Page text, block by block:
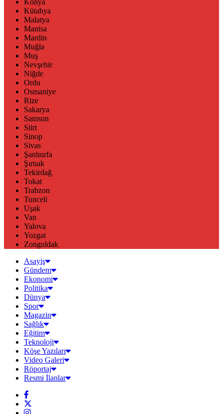
Konya
Kütahya
Malatya
Manisa
Mardin
Muğla
Muş
Nevşehir
Niğde
Ordu
Osmaniye
Rize
Sakarya
Samsun
Siirt
Sinop
Sivas
Şanlıurfa
Şırnak
Tekirdağ
Tokat
Trabzon
Tunceli
Uşak
Van
Yalova
Yozgat
Zonguldak
Asayiş
Gündem
Ekonomi
Politika
Dünya
Spor
Magazin
Sağlık
Eğitim
Teknoloji
Köşe Yazıları
Video Galeri
Röportaj
Resmi İlanlar